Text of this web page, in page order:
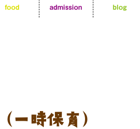
food admission blog
一時保育）